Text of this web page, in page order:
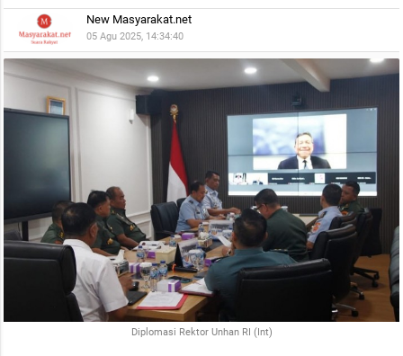
New Masyarakat.net
05 Agu 2025, 14:34:40
Diplomasi Rektor Unhan RI (Int)